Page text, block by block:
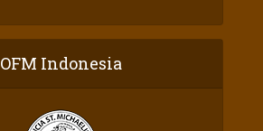
OFM Indonesia